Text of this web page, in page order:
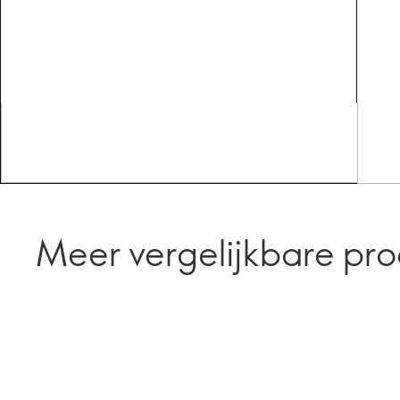
Meer vergelijkbare